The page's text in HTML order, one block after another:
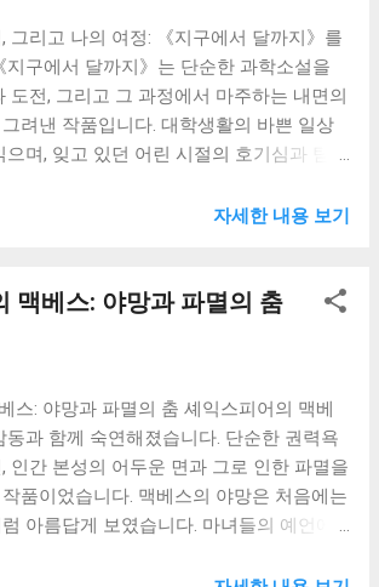
분노하고, 그를 냉정하게 평가합니다. 하
될수록 엘리자베스는 다아시의 내면에 숨
함을 발견하게 됩니다. 다아시의 행동 뒤
의 진심을 이해하게 되면서, 엘리자베스
판단과 편견에 대해 반성하게 됩니다. 이러
더 깊이 이해하려는 노력의 중요성을 일깨
시간을 가졌습니다. 다아시 또한 엘리자
는 자신의 고집스러운 성격과 사회적 지
니다. 하지만 엘리자베스의 날카로운 비
을 통해 자신의 잘못을...
그리고 나의 여정: 《지구에서 달까지》를
지구에서 달까지》는 단순한 과학소설을
도전, 그리고 그 과정에서 마주하는 내면의
려낸 작품입니다. 대학생활의 바쁜 일상
며, 잊고 있던 어린 시절의 호기심과 탐험
드'는 단순한 기계 장치가 아니라, 인간의 한
예측 불가능한 상황 속에서 드러나는 인간
, 니콜, 미첼의 캐릭터는 각기 다른 매력
제가 연구에 매달리는 모습과 닮아 있었
고 유쾌한 성격은 힘든 대학 생활 속에서
주었습니다. 미첼의 냉철함과 리더십은 앞
을 하며 갖춰야 할 중요한 자질이라는 생
. 이들은 목표를 달성하기 위해 서로 협력
자세한 내용 보기
맥베스: 야망과 파멸의 춤
스: 야망과 파멸의 춤 셰익스피어의 맥베
동과 함께 숙연해졌습니다. 단순한 권력욕
인간 본성의 어두운 면과 그로 인한 파멸을
품이었습니다. 맥베스의 야망은 처음에는
아름답게 보였습니다. 마녀들의 예언에